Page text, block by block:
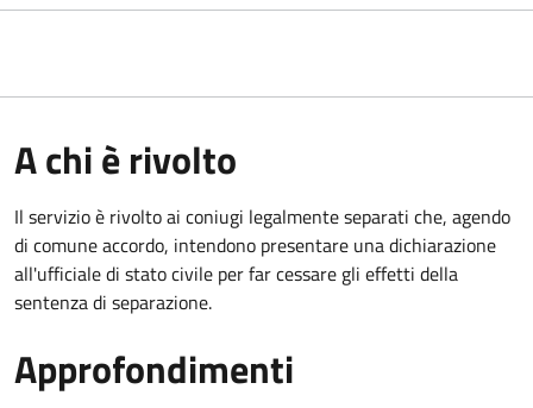
A chi è rivolto
Il servizio è rivolto ai coniugi legalmente separati che, agendo
di comune accordo, intendono presentare una dichiarazione
all'ufficiale di stato civile per far cessare gli effetti della
sentenza di separazione.
Approfondimenti